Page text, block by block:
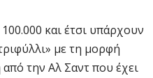
και έτσι υπάρχουν
με τη μορφή
την Αλ Σαντ που έχει